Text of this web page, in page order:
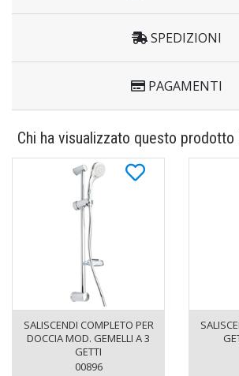
SPEDIZIONI
PAGAMENTI
Chi ha visualizzato questo prodotto
SALISCENDI COMPLETO PER
DOCCIA MOD. GEMELLI A 3
GETTI
00896